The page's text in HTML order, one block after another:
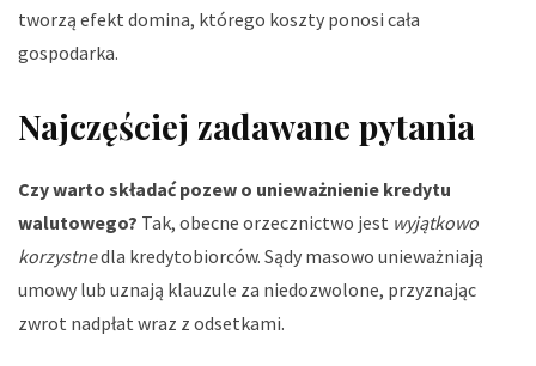
tworzą efekt domina, którego koszty ponosi cała
gospodarka.
Najczęściej zadawane pytania
Czy warto składać pozew o unieważnienie kredytu
walutowego? Tak, obecne orzecznictwo jest wyjątkowo
korzystnedla kredytobiorców. Sądy masowo unieważniają
umowy lub uznają klauzule za niedozwolone, przyznając
zwrot nadpłat wraz z odsetkami.